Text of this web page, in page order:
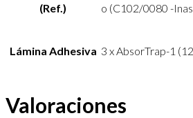
(Ref.)
o (C102/0080 -
Lámina Adhesiva 3 x AbsorTrap-1
Valoraciones